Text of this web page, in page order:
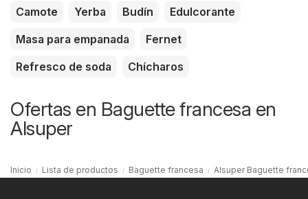
Camote
Yerba Budín
Edulcorante
Masa para empanada
Fernet
Refresco de soda
Chícharos
Ofertas en Baguette francesa en
Alsuper
Inicio Lista de productos Baguette francesa Alsuper Baguette